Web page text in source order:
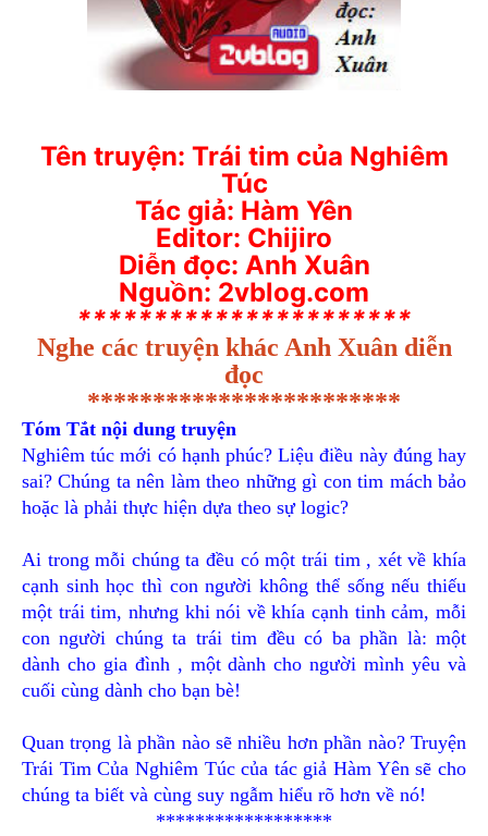
Tên truyện: Trái tim của Nghiêm
Túc
Tác giả: Hàm Yên
Editor: Chijiro
Diễn đọc: Anh Xuân
Nguồn: 2vblog.com
**********************
Nghe các truyện khác Anh Xuân diễn
đọc
************************
Tóm Tắt nội dung truyện
Nghiêm túc mới có hạnh phúc? Liệu điều này đúng hay
sai? Chúng ta nên làm theo những gì con tim mách bảo
hoặc là phải thực hiện dựa theo sự logic?
Ai trong mỗi chúng ta đều có một trái tim , xét về khía
cạnh sinh học thì con người không thể sống nếu thiếu
một trái tim, nhưng khi nói về khía cạnh tinh cảm, mỗi
con người chúngta trái tim đều có ba phần là: một
dành cho gia đình , một dành cho người mình yêu và
cuối cùng dành cho bạn bè!
Quan trọng là phần nào sẽ nhiều hơn phần nào? Truyện
Trái Tim Của Nghiêm Túc của tác giả Hàm Yên sẽ cho
chúng ta biết và cùng suy ngẫm hiểu rõ hơn về nó!
******************